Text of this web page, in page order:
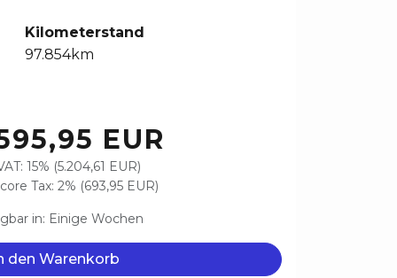
Kilometerstand
97.854km
EUR
15% (5.204,61 EUR)
Tax: 2% (693,95 EUR)
in: Einige Wochen
den Warenkorb